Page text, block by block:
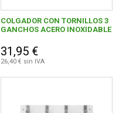
COLGADOR CON TORNILLOS 3
GANCHOS ACERO INOXIDABLE
31,95 €
26,40 € sin IVA